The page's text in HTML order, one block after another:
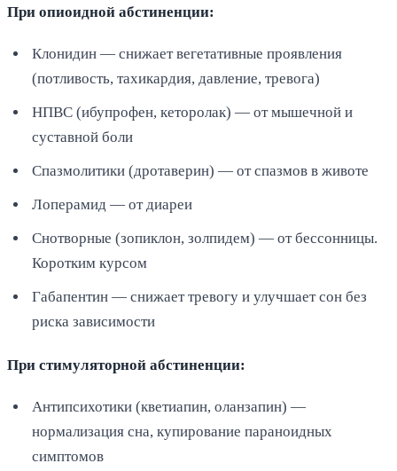
При опиоидной абстиненции:
Клонидин — снижает вегетативные проявления
(потливость, тахикардия, давление, тревога)
НПВС (ибупрофен, кеторолак) — от мышечной и
суставной боли
Спазмолитики (дротаверин) — от спазмов в животе
Лоперамид — от диареи
Снотворные (зопиклон, золпидем) — от бессонницы.
Коротким курсом
Габапентин — снижает тревогу и улучшает сон без
риска зависимости
При стимуляторной абстиненции:
Антипсихотики (кветиапин, оланзапин) —
нормализация сна, купирование параноидных
симптомов